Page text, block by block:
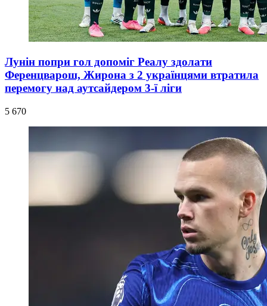
Лунін попри гол допоміг Реалу здолати
Ференцварош, Жирона з 2 українцями втратила
перемогу над аутсайдером 3-ї ліги
5 670